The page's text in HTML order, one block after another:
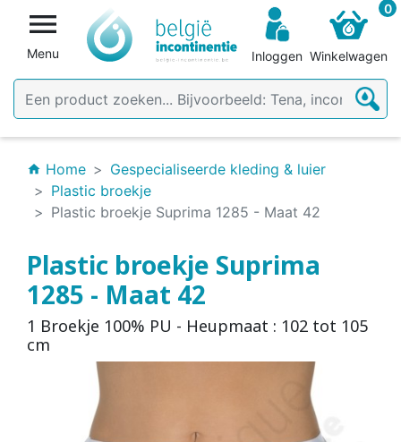

Menu Inloggen
0
Winkelwagen
home Home
Gespecialiseerde kleding & luier
Plastic broekje
Plastic broekje Suprima 1285 - Maat 42
Plastic broekje Suprima
1285 - Maat 42
1 Broekje 100% PU - Heupmaat : 102 tot 105
cm